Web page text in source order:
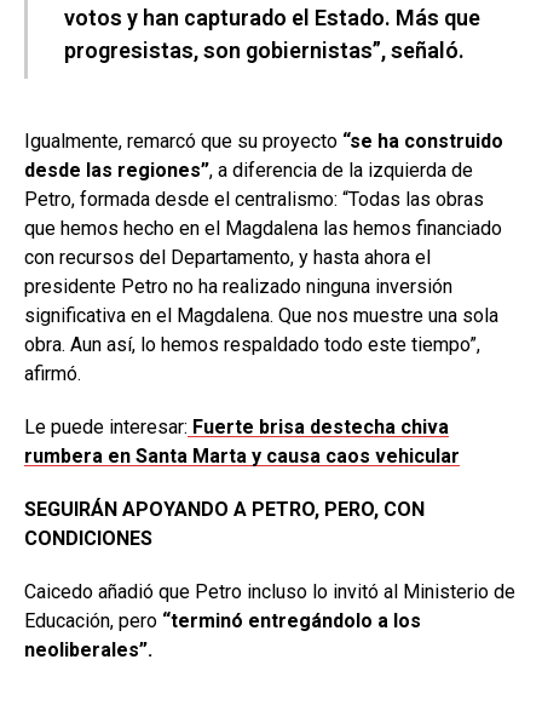
votos y han capturado el Estado. Más que
progresistas, son gobiernistas”, señaló.
Igualmente, remarcó que su proyecto “se ha construido
desde las regiones”, a diferencia de la izquierda de
Petro, formada desde el centralismo: “Todas las obras
que hemos hecho en el Magdalena las hemos financiado
con recursos del Departamento, y hasta ahora el
presidente Petro no ha realizado ninguna inversión
significativa en el Magdalena. Que nos muestre una sola
obra. Aun así, lo hemos respaldado todo este tiempo”,
afirmó.
Le puede interesar: Fuerte brisa destecha chiva
rumbera en Santa Marta y causa caos vehicular
SEGUIRÁN APOYANDO A PETRO, PERO, CON
CONDICIONES
Caicedo añadió que Petro incluso lo invitó al Ministerio de
Educación, pero “terminó entregándolo a los
neoliberales”.